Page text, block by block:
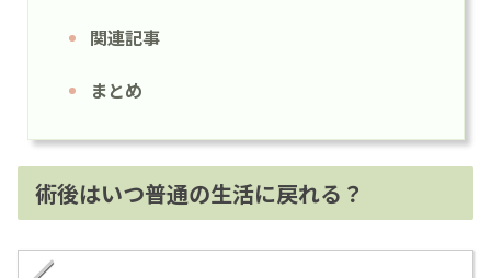
関連記事
まとめ
術後はいつ普通の生活に戻れる？